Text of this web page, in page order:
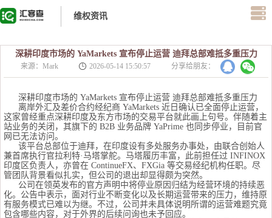
维权资讯
深耕印度市场的 YaMarkets 宣布停止运营 迪拜总部难抵多重压力
来源：Mark 2026-05-14 15:50:57 分享给朋友：
深耕印度市场的 YaMarkets 宣布停止运营 迪拜总部难抵多重压力
离岸外汇及差价合约经纪商 YaMarkets 近日确认已全面停止运营，
这家曾经重点深耕印度及东方市场的交易平台就此画上句号。伴随着主
站业务的关闭，其旗下的 B2B 业务品牌 YaPrime 也同步停业，目前官
网已无法访问。
该平台总部位于迪拜，在印度设有多处服务办事处，由联合创始人
兼首席执行官拉利特·马塔掌舵。马塔履历丰富，此前担任过 INFINOX
印度区负责人，亦曾在 ContinueFX、FXGia 等交易经纪机构任职。尽
管团队背景看似扎实，但公司的退出却显得颇为突然。
公司在领英发布的官方声明中将停业原因归结为经营环境的持续恶
化。公告中表示，面对行业不断变化以及长期运营带来的压力，维持原
有服务模式已难以为继。不过，公司并未具体说明所谓的运营难题究竟
包含哪些内容，对于外界的后续问询也未予回应。